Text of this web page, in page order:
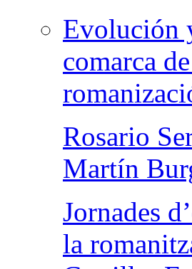
Evolución
comarca
Rosario
Martín
Jornades
la